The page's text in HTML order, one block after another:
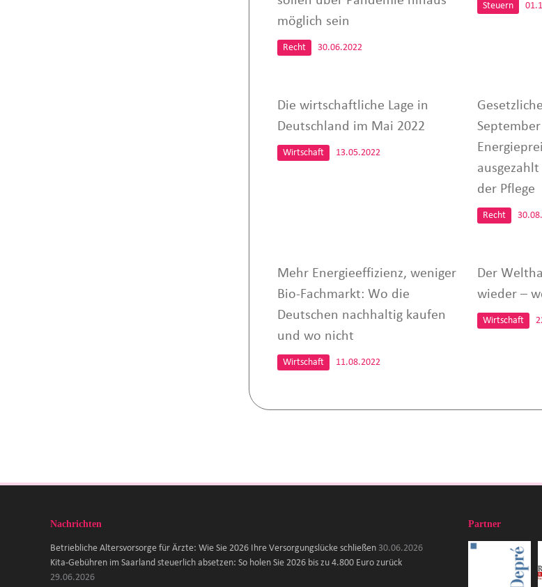
möglich sein
Recht 30.06.2022
Steuern
Die wirtschaftliche Lage in
Deutschland im Mai 2022
Wirtschaft 13.05.2022
der Pflege
Recht
Mehr Energieeffizienz, weniger
Bio-Fachmarkt: Wo die
Deutschen nachhaltig kaufen
und wo nicht
Wirtschaft 11.08.2022
Der
wieder –
Wirtschaft
Nachrichten
Betriebliche Altersvorsorge für Ärzte: Wie Sie 2026 Ihre Versorgungslücke schließen 30.06.2026
Kita-Gebühren im Saarland steuerlich absetzen: So holen Sie 2026 bis zu 4.800 Euro zurück
29.06.2026
Partner